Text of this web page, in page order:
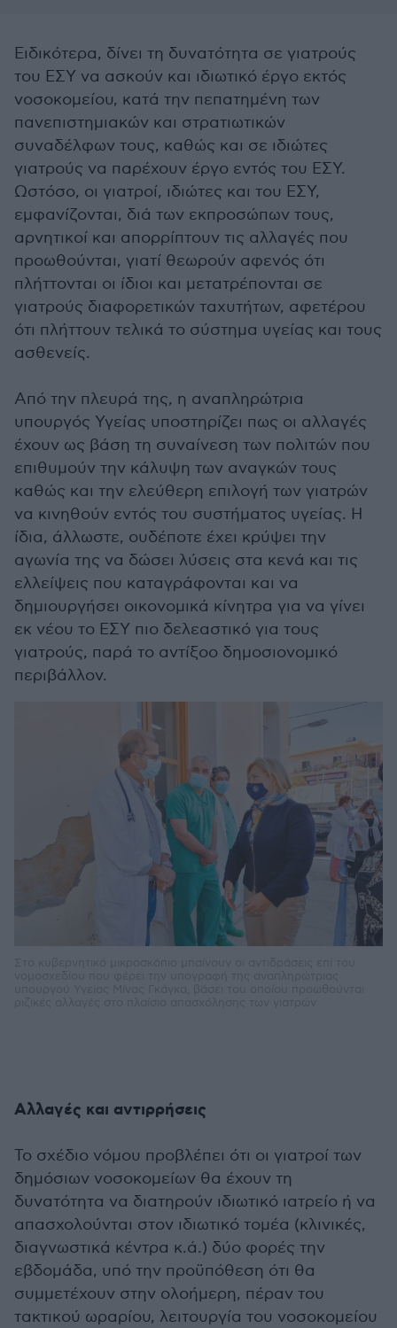
Ειδικότερα, δίνει τη δυνατότητα σε γιατρούς
του ΕΣΥ να ασκούν και ιδιωτικό έργο εκτός
νοσοκομείου, κατά την πεπατημένη των
πανεπιστημιακών και στρατιωτικών
συναδέλφων τους, καθώς και σε ιδιώτες
γιατρούς να παρέχουν έργο εντός του ΕΣΥ.
Ωστόσο, οι γιατροί, ιδιώτες και του ΕΣΥ,
εμφανίζονται, διά των εκπροσώπων τους,
αρνητικοί και απορρίπτουν τις αλλαγές που
προωθούνται, γιατί θεωρούν αφενός ότι
πλήττονται οι ίδιοι και μετατρέπονται σε
γιατρούς διαφορετικών ταχυτήτων, αφετέρου
ότι πλήττουν τελικά το σύστημα υγείας και τους
ασθενείς.
Από την πλευρά της, η αναπληρώτρια
υπουργός Υγείας υποστηρίζει πως οι αλλαγές
έχουν ως βάση τη συναίνεση των πολιτών που
επιθυμούν την κάλυψη των αναγκών τους
καθώς και την ελεύθερη επιλογή των γιατρών
να κινηθούν εντός του συστήματος υγείας. Η
ίδια, άλλωστε, ουδέποτε έχει κρύψει την
αγωνία της να δώσει λύσεις στα κενά και τις
ελλείψεις που καταγράφονται και να
δημιουργήσει οικονομικά κίνητρα για να γίνει
εκ νέου το ΕΣΥ πιο δελεαστικό για τους
γιατρούς, παρά το αντίξοο δημοσιονομικό
περιβάλλον.
Aλλαγές και αντιρρήσεις
Το σχέδιο νόμου προβλέπει ότι οι γιατροί των
δημόσιων νοσοκομείων θα έχουν τη
δυνατότητα να διατηρούν ιδιωτικό ιατρείο ή να
απασχολούνται στον ιδιωτικό τομέα (κλινικές,
διαγνωστικά κέντρα κ.ά.) δύο φορές την
εβδομάδα, υπό την προϋπόθεση ότι θα
συμμετέχουν στην ολοήμερη, πέραν του
τακτικού ωραρίου, λειτουργία του νοσοκομείου